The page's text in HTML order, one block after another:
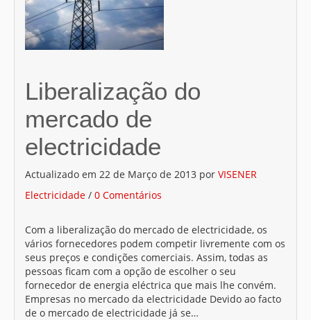
Liberalização do
mercado de
electricidade
Actualizado em 22 de Março de 2013 por VISENER
Electricidade / 0 Comentários
Com a liberalização do mercado de electricidade, os
vários fornecedores podem competir livremente com os
seus preços e condições comerciais. Assim, todas as
pessoas ficam com a opção de escolher o seu
fornecedor de energia eléctrica que mais lhe convém.
Empresas no mercado da electricidade Devido ao facto
de o mercado de electricidade já se…